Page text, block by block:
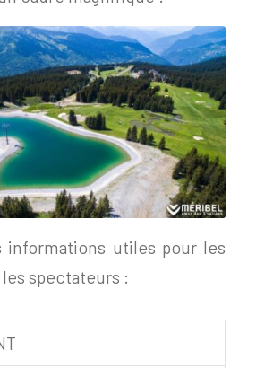
informations utiles pour les
spectateurs :